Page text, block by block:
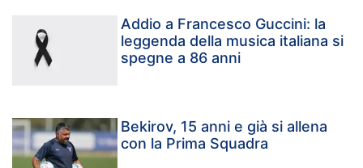
Addio a Francesco Guccini: la
leggenda della musica italiana si
spegne a 86 anni
Bekirov, 15 anni e già si allena
con la Prima Squadra